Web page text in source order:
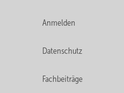
Anmelden
Datenschutz
Fachbeiträge